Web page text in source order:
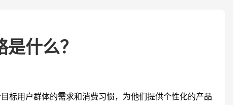
什么？
标用户群体的需求和消费习惯，为他们提供个性化的产品